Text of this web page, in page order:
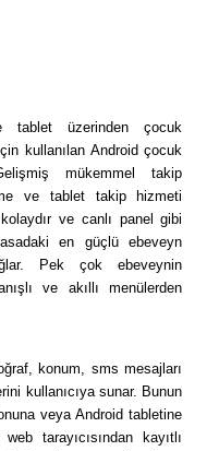
tablet üzerinden çocuk
kullanılan Android çocuk
mükemmel takip
ve tablet takip hizmeti
ve canlı panel gibi
en güçlü ebeveyn
Pek çok ebeveynin
ve akıllı menülerden
konum, sms mesajları
kullanıcıya sunar. Bunun
veya Android tabletine
tarayıcısından kayıtlı